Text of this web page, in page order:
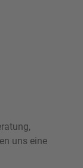
uns eine